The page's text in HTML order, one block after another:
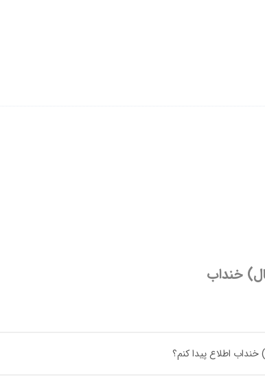
خنداب
خنداب اطلاع پیدا کنم؟